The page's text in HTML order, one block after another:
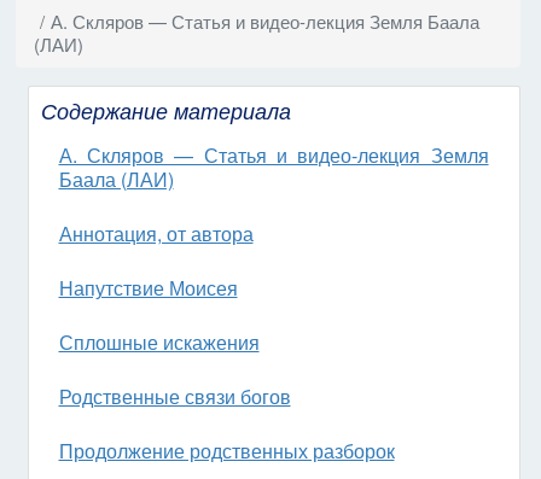
А. Скляров — Статья и видео-лекция Земля Баала
(ЛАИ)
Содержание материала
А. Скляров — Статья и видео-лекция Земля
Баала (ЛАИ)
Аннотация, от автора
Напутствие Моисея
Сплошные искажения
Родственные связи богов
Продолжение родственных разборок